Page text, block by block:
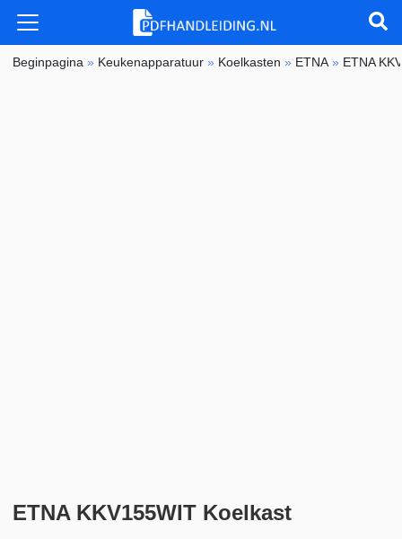
Beginpagina » Keukenapparatuur » Koelkasten » ETNA » ETNA
ETNA KKV155WIT Koelkast